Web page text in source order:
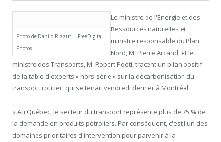
Photo de Danilo Rizzuti – FreeDigital
Photos
Le ministre de l'Énergie et des
Ressources naturelles et
ministre responsable du Plan
Nord, M. Pierre Arcand, et le
ministre des Transports, M. Robert Poëti, tracent un bilan positif
de la table d'experts « hors-série » sur la décarbonisation du
transport routier, qui se tenait vendredi dernier à Montréal.
« Au Québec, le secteur du transport représente plus de 75 % de
la demande en produits pétroliers. Par conséquent, c'est l'un des
domaines prioritaires d'intervention pour parvenir à la